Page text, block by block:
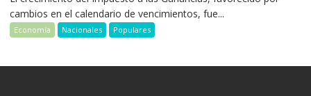
cambios en el calendario de vencimientos, fue...
Economía Nacionales Populares